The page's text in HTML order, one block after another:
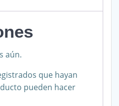
aún.
que hayan
pueden hacer